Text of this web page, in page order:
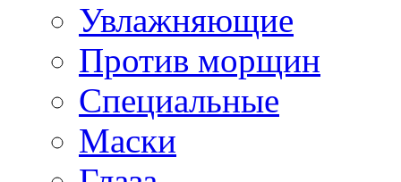
Увлажняющие
Против морщин
Специальные
Маски